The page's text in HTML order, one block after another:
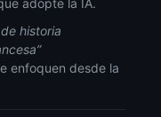
adopte la IA.
historia
enfoquen desde la